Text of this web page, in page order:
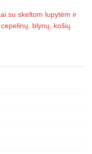
su skeltom lupytėm ir
blynų, košių